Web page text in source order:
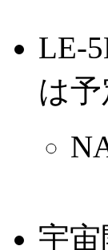
LE-
は予
宇